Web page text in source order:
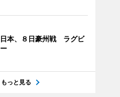
日本、８日豪州戦 ラグビ
ー
もっと見る